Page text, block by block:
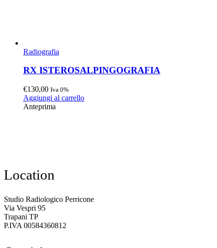
Radiografia
RX ISTEROSALPINGOGRAFIA
€130,00 Iva 0%
Aggiungi al carrello
Anteprima
Location
Studio Radiologico Perricone
Via Vespri 95
Trapani TP
P.IVA 00584360812